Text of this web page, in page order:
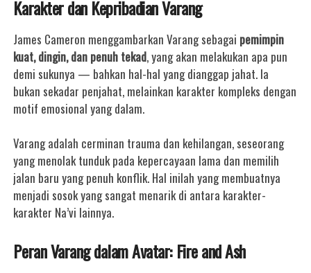
Karakter dan Kepribadian Varang
James Cameron menggambarkan Varang sebagai pemimpin
kuat, dingin, dan penuh tekad, yang akan melakukan apa pun
demi sukunya — bahkan hal-hal yang dianggap jahat. Ia
bukan sekadar penjahat, melainkan karakter kompleks dengan
motif emosional yang dalam.
Varang adalah cerminan trauma dan kehilangan, seseorang
yang menolak tunduk pada kepercayaan lama dan memilih
jalan baru yang penuh konflik. Hal inilah yang membuatnya
menjadi sosok yang sangat menarik di antara karakter-
karakter Na’vi lainnya.
Peran Varang dalam Avatar: Fire and Ash